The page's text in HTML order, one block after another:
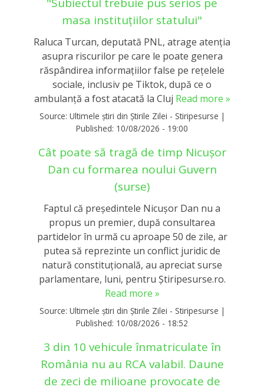
"Subiectul trebuie pus serios pe
masa instituțiilor statului"
Raluca Turcan, deputată PNL, atrage atenția
asupra riscurilor pe care le poate genera
răspândirea informațiilor false pe rețelele
sociale, inclusiv pe Tiktok, după ce o
ambulanţă a fost atacată la Cluj Read more »
Source: Ultimele știri din Știrile Zilei - Stiripesurse |
Published: 10/08/2026 - 19:00
Cât poate să tragă de timp Nicușor
Dan cu formarea noului Guvern
(surse)
Faptul că președintele Nicușor Dan nu a
propus un premier, după consultarea
partidelor în urmă cu aproape 50 de zile, ar
putea să reprezinte un conflict juridic de
natură constituțională, au apreciat surse
parlamentare, luni, pentru Știripesurse.ro.
Read more »
Source: Ultimele știri din Știrile Zilei - Stiripesurse |
Published: 10/08/2026 - 18:52
3 din 10 vehicule înmatriculate în
România nu au RCA valabil. Daune
de zeci de milioane provocate de